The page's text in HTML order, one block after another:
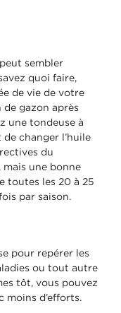
peut sembler
quoi faire,
de vie de votre
de gazon après
une tondeuse à
changer l’huile
du
une bonne
toutes les 20 à 25
par saison.
pour repérer les
ou tout autre
tôt, vous pouvez
moins d’efforts.